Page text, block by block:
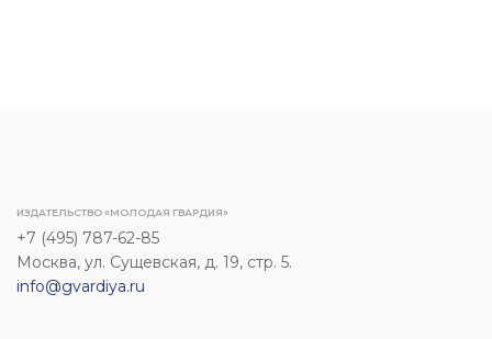
ИЗДАТЕЛЬСТВО «МОЛОДАЯ ГВАРДИЯ»
+7 (495) 787-62-85
Москва, ул. Сущевская, д. 19, стр. 5.
info@gvardiya.ru